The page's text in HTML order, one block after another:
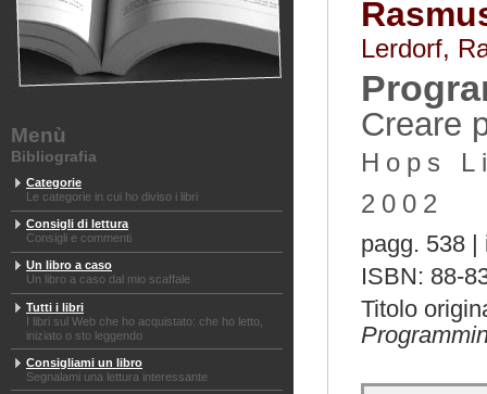
Menù
Bibliografia
Categorie
Le categorie in cui ho diviso i libri
Consigli di lettura
Consigli e commenti
Un libro a caso
Un libro a caso dal mio scaffale
Tutti i libri
I libri sul Web che ho acquistato: che ho letto,
iniziato o sto leggendo
Consigliami un libro
Segnalami una lettura interessante
Lerdorf,
Creare
Hops
2002
pagg. 538 |
ISBN: 88-
Titolo